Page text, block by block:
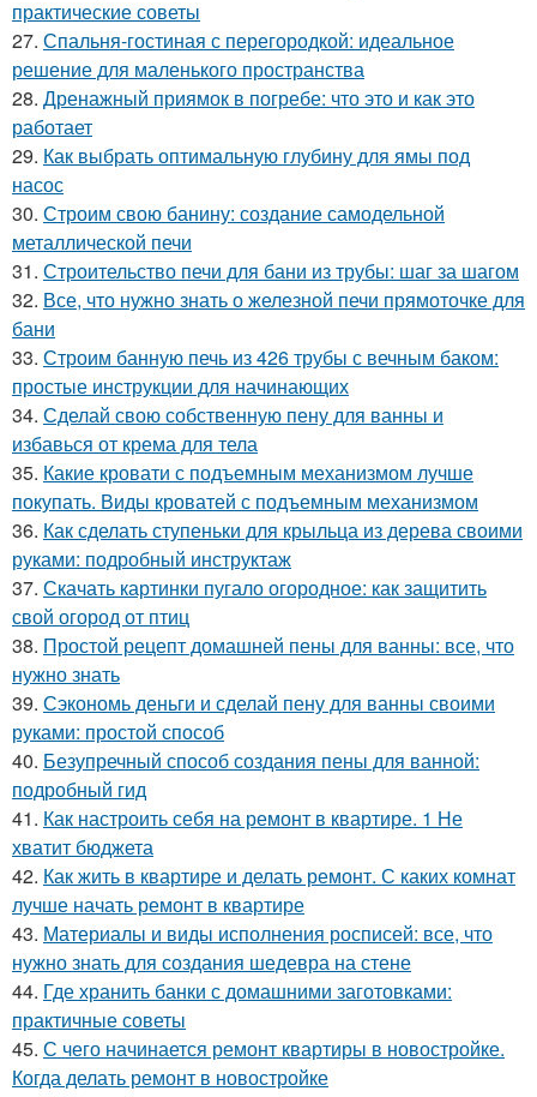
практические советы
27. Спальня-гостиная с перегородкой: идеальное
решение для маленького пространства
28. Дренажный приямок в погребе: что это и как это
работает
29. Как выбрать оптимальную глубину для ямы под
насос
30. Строим свою банину: создание самодельной
металлической печи
31. Строительство печи для бани из трубы: шаг за шагом
32. Все, что нужно знать о железной печи прямоточке для
бани
33. Строим банную печь из 426 трубы с вечным баком:
простые инструкции для начинающих
34. Сделай свою собственную пену для ванны и
избавься от крема для тела
35. Какие кровати с подъемным механизмом лучше
покупать. Виды кроватей с подъемным механизмом
36. Как сделать ступеньки для крыльца из дерева своими
руками: подробный инструктаж
37. Скачать картинки пугало огородное: как защитить
свой огород от птиц
38. Простой рецепт домашней пены для ванны: все, что
нужно знать
39. Сэкономь деньги и сделай пену для ванны своими
руками: простой способ
40. Безупречный способ создания пены для ванной:
подробный гид
41. Как настроить себя на ремонт в квартире. 1 Не
хватит бюджета
42. Как жить в квартире и делать ремонт. С каких комнат
лучше начать ремонт в квартире
43. Материалы и виды исполнения росписей: все, что
нужно знать для создания шедевра на стене
44. Где хранить банки с домашними заготовками:
практичные советы
45. С чего начинается ремонт квартиры в новостройке.
Когда делать ремонт в новостройке